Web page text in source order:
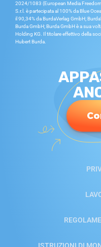
2024/1083 (European Media
S.r.l. è partecipata al 100% da Blue
il 90,34% da BurdaVerlag GmbH;
Burda GmbH; Burda GmbH è a sua
Holding KG. Il titolare effettivo della
Hubert Burda.
ISTRUZIONI DI